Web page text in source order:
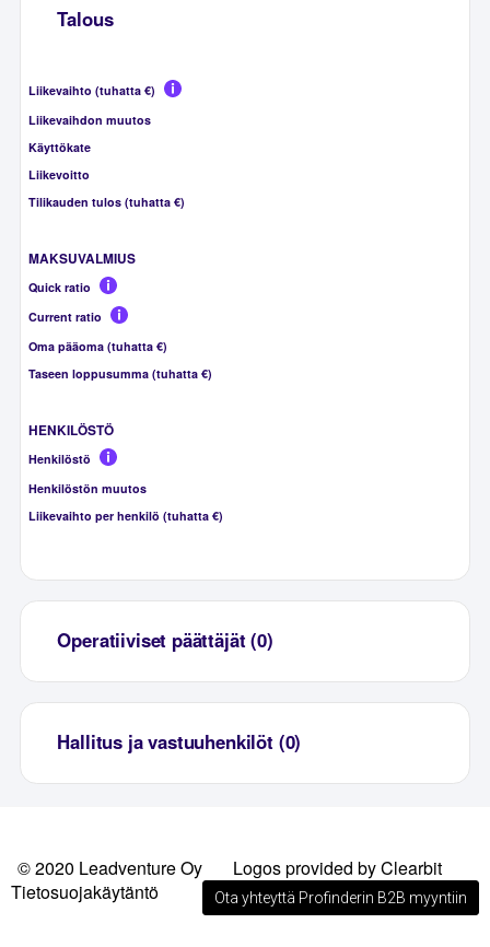
Talous
Liikevaihto (tuhatta €)
Liikevaihdon muutos
Käyttökate
Liikevoitto
Tilikauden tulos (tuhatta €)
MAKSUVALMIUS
Quick ratio
Current ratio
Oma pääoma (tuhatta €)
Taseen loppusumma (tuhatta €)
HENKILÖSTÖ
Henkilöstö
Henkilöstön muutos
Liikevaihto per henkilö (tuhatta €)
Operatiiviset päättäjät (0)
Hallitus ja vastuuhenkilöt (0)
© 2020 Leadventure Oy
Logos provided by Clearbit
Tietosuojakäytäntö
Ota yhteyttä Profinderin B2B myyntiin